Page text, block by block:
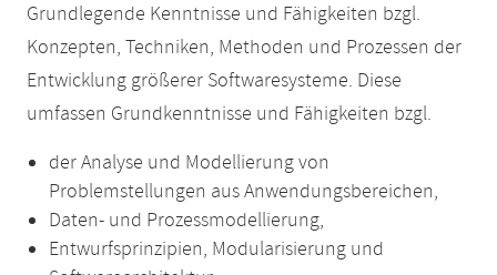
Grundlegende Kenntnisse und Fähigkeiten bzgl.
Konzepten, Techniken, Methoden und Prozessen der
Entwicklung größerer Softwaresysteme. Diese
umfassen Grundkenntnisse und Fähigkeiten bzgl.
der Analyse und Modellierung von
Problemstellungen aus Anwendungsbereichen,
Daten- und Prozessmodellierung,
Entwurfsprinzipien, Modularisierung und